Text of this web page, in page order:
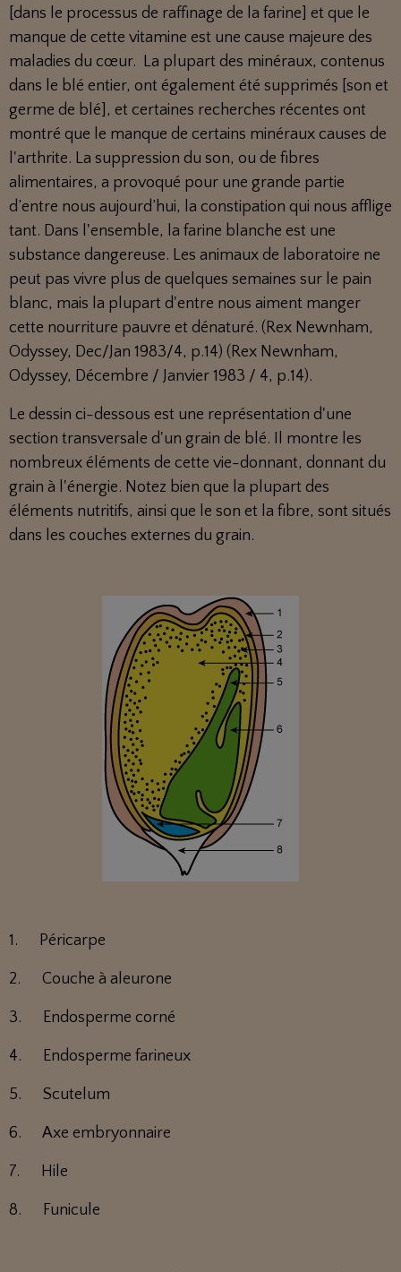
[dans le processus de raffinage de la farine] et que le
manque de cette vitamine est une cause majeure des
maladies du cœur. La plupart des minéraux, contenus
dans le blé entier, ont également été supprimés [son et
germe de blé], et certaines recherches récentes ont
montré que le manque de certains minéraux causes de
l'arthrite. La suppression du son, ou de fibres
alimentaires, a provoqué pour une grande partie
d’entre nous aujourd’hui, la constipation qui nous afflige
tant. Dans l'ensemble, la farine blanche est une
substance dangereuse. Les animaux de laboratoire ne
peut pas vivre plus de quelques semaines sur le pain
blanc, mais la plupart d'entre nous aiment manger
cette nourriture pauvre et dénaturé. (Rex Newnham,
Odyssey, Dec/Jan 1983/4, p.14) (Rex Newnham,
Odyssey, Décembre / Janvier 1983 / 4, p.14).
Le dessin ci-dessous est une représentation d'une
section transversale d'un grain de blé. Il montre les
nombreux éléments de cette vie-donnant, donnant du
grain à l'énergie. Notez bien que la plupart des
éléments nutritifs, ainsi que le son et la fibre, sont situés
dans les couches externes du grain.
1. Péricarpe
2. Couche à aleurone
3. Endosperme corné
4. Endosperme farineux
5. Scutelum
6. Axe embryonnaire
7. Hile
8. Funicule